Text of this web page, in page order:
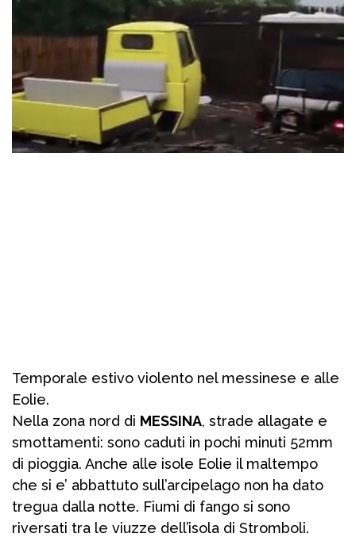
Temporale estivo violento nel messinese e alle
Eolie.
Nella zona nord di MESSINA, strade allagate e
smottamenti: sono caduti in pochi minuti 52mm
di pioggia. Anche alle isole Eolie il maltempo
che si e’ abbattuto sull’arcipelago non ha dato
tregua dalla notte. Fiumi di fango si sono
riversati tra le viuzze dell’isola di Stromboli.